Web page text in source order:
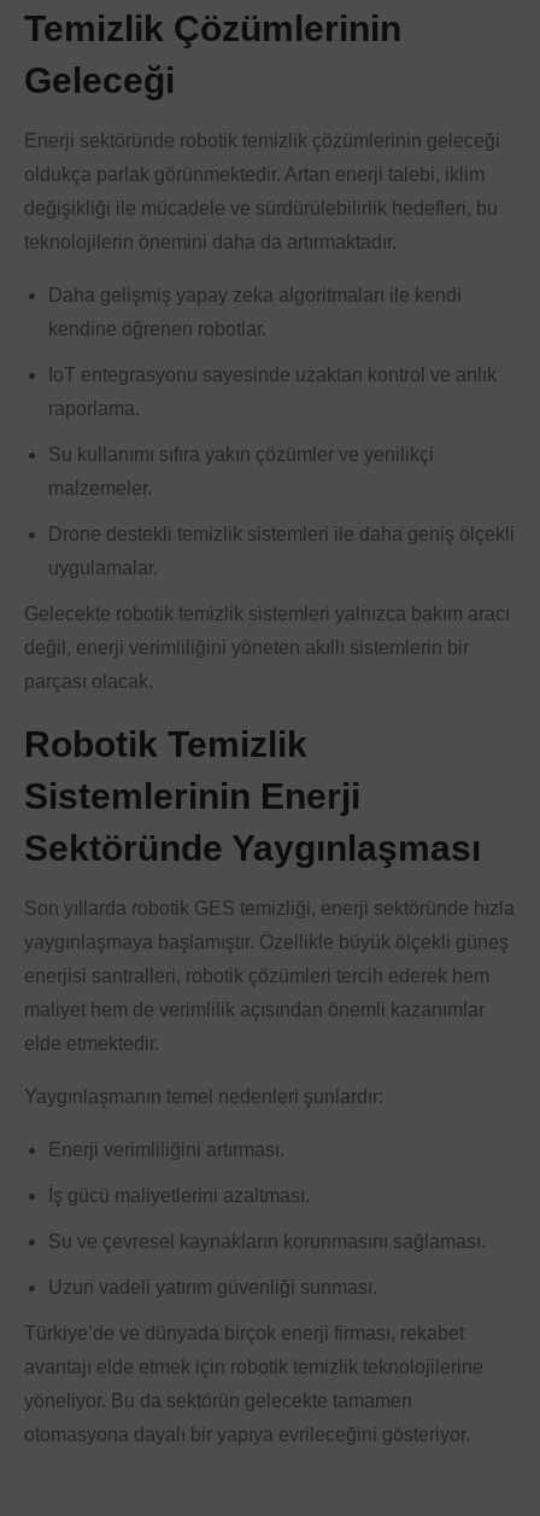
Temizlik Çözümlerinin
Geleceği
Enerji sektöründe robotik temizlik çözümlerinin geleceği
oldukça parlak görünmektedir. Artan enerji talebi, iklim
değişikliği ile mücadele ve sürdürülebilirlik hedefleri, bu
teknolojilerin önemini daha da artırmaktadır.
Daha gelişmiş yapay zeka algoritmaları ile kendi
kendine öğrenen robotlar.
IoT entegrasyonu sayesinde uzaktan kontrol ve anlık
raporlama.
Su kullanımı sıfıra yakın çözümler ve yenilikçi
malzemeler.
Drone destekli temizlik sistemleri ile daha geniş ölçekli
uygulamalar.
Gelecekte robotik temizlik sistemleri yalnızca bakım aracı
değil, enerji verimliliğini yöneten akıllı sistemlerin bir
parçası olacak.
Robotik Temizlik
Sistemlerinin Enerji
Sektöründe Yaygınlaşması
Son yıllarda robotik GES temizliği, enerji sektöründe hızla
yaygınlaşmaya başlamıştır. Özellikle büyük ölçekli güneş
enerjisi santralleri, robotik çözümleri tercih ederek hem
maliyet hem de verimlilik açısından önemli kazanımlar
elde etmektedir.
Yaygınlaşmanın temel nedenleri şunlardır:
Enerji verimliliğini artırması.
İş gücü maliyetlerini azaltması.
Su ve çevresel kaynakların korunmasını sağlaması.
Uzun vadeli yatırım güvenliği sunması.
Türkiye’de ve dünyada birçok enerji firması, rekabet
avantajı elde etmek için robotik temizlik teknolojilerine
yöneliyor. Bu da sektörün gelecekte tamamen
otomasyona dayalı bir yapıya evrileceğini gösteriyor.